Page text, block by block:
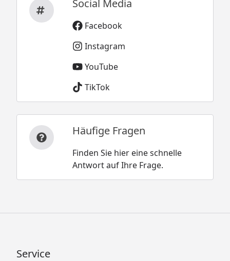
Social Media
Facebook
Instagram
YouTube
TikTok
Häufige Fragen
Finden Sie hier eine schnelle
Antwort auf Ihre Frage.
Service